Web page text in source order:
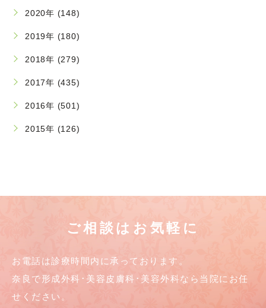
2020年 (148)
2019年 (180)
2018年 (279)
2017年 (435)
2016年 (501)
2015年 (126)
ご相談はお気軽に
お電話は診療時間内に承っております。
奈良で形成外科･美容皮膚科･美容外科なら当院にお任
せください。